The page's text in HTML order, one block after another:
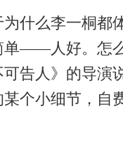
为什么李一桐都
单——人好。怎
可告人》的导
某个小细节，自